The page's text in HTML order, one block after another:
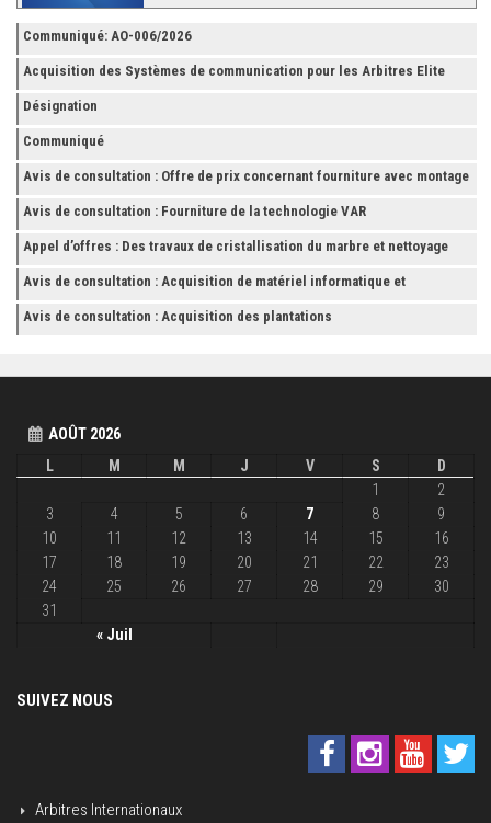
Communiqué: AO-006/2026
Acquisition des Systèmes de communication pour les Arbitres Elite
Désignation
Communiqué
Avis de consultation : Offre de prix concernant fourniture avec montage
et finition de RAYONNAGES pour la Fédération Tunisienne de Football
Avis de consultation : Fourniture de la technologie VAR
Appel d’offres : Des travaux de cristallisation du marbre et nettoyage
des grès
Avis de consultation : Acquisition de matériel informatique et
Accessoires
Avis de consultation : Acquisition des plantations
AOÛT 2026
L
M M J V S D
« Juil
1
2
3
4 5 6 7 8
9
10
11 12 13 14 15
16
17
18 19 20 21 22
23
24
25 26 27 28 29
30
31
SUIVEZ NOUS
Arbitres Internationaux